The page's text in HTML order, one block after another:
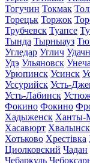
Тогучин Токмак
Торецьк Торжок
Трубчевск Туапсе
Тында Тырныауз
Угледар Углич
Удэ Ульяновск Унеча
Урюпинск Усинск
Уссурийск Усть-
Усть-Лабинск
Фокино Фокино
Хадыженск Ханты-
Хасавюрт Хвалынск
Хотьково Хрестівка
Циолковский Чадан
Чебаркуль